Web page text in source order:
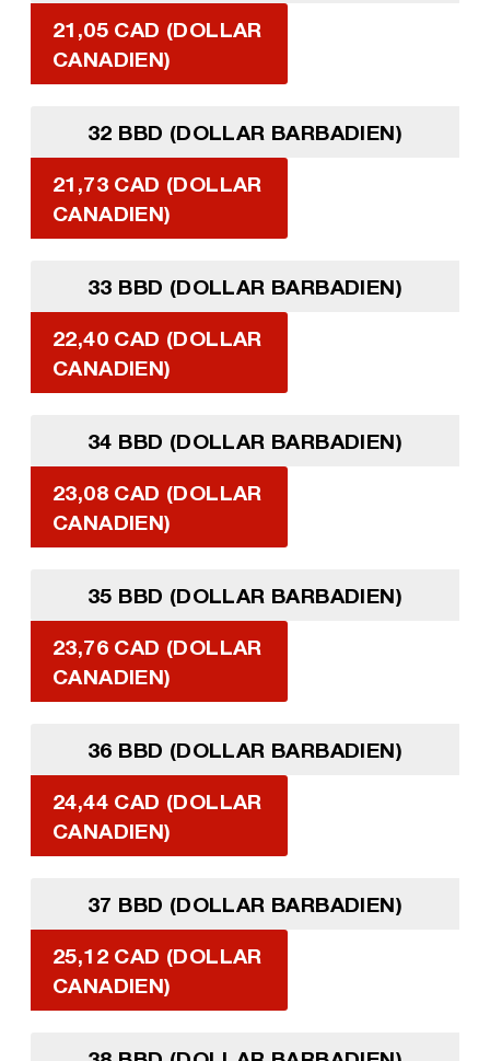
21,05 CAD (DOLLAR
CANADIEN)
32 BBD (DOLLAR BARBADIEN)
21,73 CAD (DOLLAR
CANADIEN)
33 BBD (DOLLAR BARBADIEN)
22,40 CAD (DOLLAR
CANADIEN)
34 BBD (DOLLAR BARBADIEN)
23,08 CAD (DOLLAR
CANADIEN)
35 BBD (DOLLAR BARBADIEN)
23,76 CAD (DOLLAR
CANADIEN)
36 BBD (DOLLAR BARBADIEN)
24,44 CAD (DOLLAR
CANADIEN)
37 BBD (DOLLAR BARBADIEN)
25,12 CAD (DOLLAR
CANADIEN)